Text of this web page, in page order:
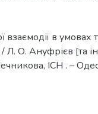
в умовах
Л. О. Ануфрієв [та
ІСН . –